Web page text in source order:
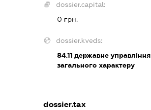
dossier.capital:
0 грн.
dossier.kveds:
84.11 державне управління
загального характеру
dossier.tax